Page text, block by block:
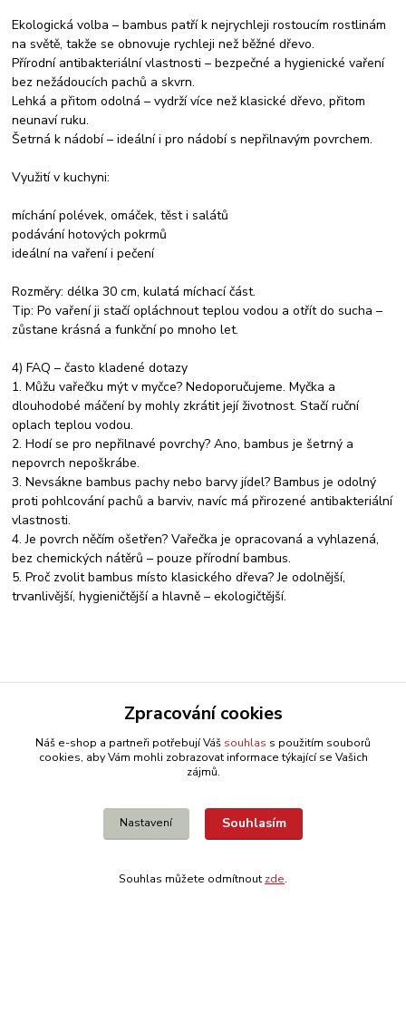
Ekologická volba – bambus patří k nejrychleji rostoucím rostlinám
na světě, takže se obnovuje rychleji než běžné dřevo.
Přírodní antibakteriální vlastnosti – bezpečné a hygienické vaření
bez nežádoucích pachů a skvrn.
Lehká a přitom odolná – vydrží více než klasické dřevo, přitom
neunaví ruku.
Šetrná k nádobí – ideální i pro nádobí s nepřilnavým povrchem.
Využití v kuchyni:
míchání polévek, omáček, těst i salátů
podávání hotových pokrmů
ideální na vaření i pečení
Rozměry: délka 30 cm, kulatá míchací část.
Tip: Po vaření ji stačí opláchnout teplou vodou a otřít do sucha –
zůstane krásná a funkční po mnoho let.
4) FAQ – často kladené dotazy
1. Můžu vařečku mýt v myčce? Nedoporučujeme. Myčka a
dlouhodobé máčení by mohly zkrátit její životnost. Stačí ruční
oplach teplou vodou.
2. Hodí se pro nepřilnavé povrchy? Ano, bambus je šetrný a
nepovrch nepoškrábe.
3. Nevsákne bambus pachy nebo barvy jídel? Bambus je odolný
proti pohlcování pachů a barviv, navíc má přirozené antibakteriální
vlastnosti.
4. Je povrch něčím ošetřen? Vařečka je opracovaná a vyhlazená,
bez chemických nátěrů – pouze přírodní bambus.
5. Proč zvolit bambus místo klasického dřeva? Je odolnější,
trvanlivější, hygieničtější a hlavně – ekologičtější.
tento produkt je vyrobený z bambusu, zaručuje tak udržitelný
bambus je jedna z nejrychleji rostoucích rostlin na světě a vysoce
obnovitelný materiál
výrobky z bambusu mají výhodu oproti plastu a dřevu, neuvolňují
vydrží déle a více, než klasické dřevo.
Zpracování cookies
Náš e-shop a partneři potřebují Váš souhlas s použitím souborů
cookies, aby Vám mohli zobrazovat informace týkající se Vašich
zájmů.
Nastavení Souhlasím
Souhlas můžete odmítnout zde.